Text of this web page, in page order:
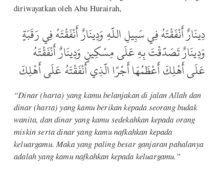
diriwayatkan oleh Abu Hurairah,
دِينَارٌ أَنْفَقْتَهُ فِي سَبِيلِ اللَّهِ وَدِينَارٌ أَنْفَقْتَهُ فِي رَقَبَةٍ
وَدِينَارٌ تَصَدَّقْتَ بِهِ عَلَى مِسْكِينٍ وَدِينَارٌ أَنْفَقْتَهُ
عَلَى أَهْلِكَ أَعْظَمُهَا أَجْرًا الَّذِي أَنْفَقْتَهُ عَلَى أَهْلِكَ
“Dinar (harta) yang kamu belanjakan di jalan Allah dan
dinar (harta) yang kamu berikan kepada seorang budak
wanita, dan dinar yang kamu sedekahkan kepada orang
miskin serta dinar yang kamu nafkahkan kepada
keluargamu. Maka yang paling besar ganjaran pahalanya
adalah yang kamu nafkahkan kepada keluargamu.”